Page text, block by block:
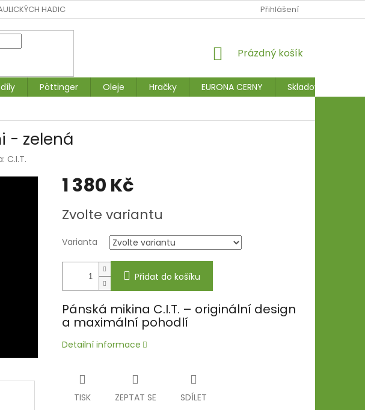
HADIC Přihlášení
NÁKUPNÍ
Prázdný košík
Pöttinger Oleje Hračky EURONA CERNY
Skladové stroje
- zelená
C.I.T.
1 380 Kč
cena:
Zvolte variantu
Varianta
Přidat do košíku
Pánská mikina C.I.T. – originální design
a maximální pohodlí
Detailní informace
TISK ZEPTAT SE SDÍLET